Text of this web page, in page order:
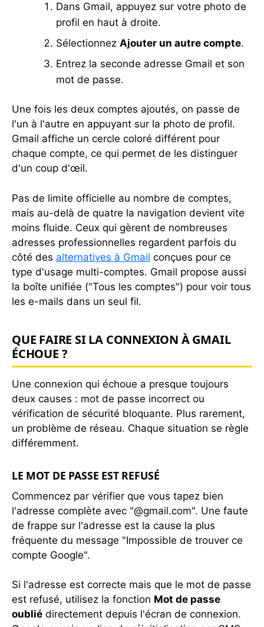
Dans Gmail, appuyez sur votre photo de
profil en haut à droite.
Sélectionnez Ajouter un autre compte.
Entrez la seconde adresse Gmail et son
mot de passe.
Une fois les deux comptes ajoutés, on passe de
l'un à l'autre en appuyant sur la photo de profil.
Gmail affiche un cercle coloré différent pour
chaque compte, ce qui permet de les distinguer
d'un coup d'œil.
Pas de limite officielle au nombre de comptes,
mais au-delà de quatre la navigation devient vite
moins fluide. Ceux qui gèrent de nombreuses
adresses professionnelles regardent parfois du
côté des alternatives à Gmail conçues pour ce
type d'usage multi-comptes. Gmail propose aussi
la boîte unifiée ("Tous les comptes") pour voir tous
les e-mails dans un seul fil.
QUE FAIRE SI LA CONNEXION À GMAIL
ÉCHOUE ?
Une connexion qui échoue a presque toujours
deux causes : mot de passe incorrect ou
vérification de sécurité bloquante. Plus rarement,
un problème de réseau. Chaque situation se règle
différemment.
LE MOT DE PASSE EST REFUSÉ
Commencez par vérifier que vous tapez bien
l'adresse complète avec "@gmail.com". Une faute
de frappe sur l'adresse est la cause la plus
fréquente du message "Impossible de trouver ce
compte Google".
Si l'adresse est correcte mais que le mot de passe
est refusé, utilisez la fonction Mot de passe
oublié directement depuis l'écran de connexion.